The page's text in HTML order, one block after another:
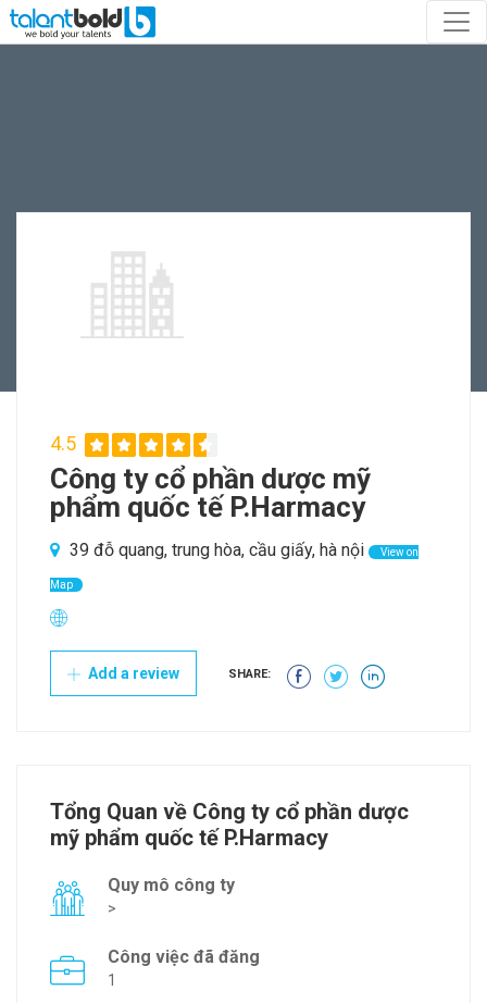
4.5
Công ty cổ phần dược mỹ
phẩm quốc tế P.Harmacy
39 đỗ quang, trung hòa, cầu giấy, hà nội View on
Map
Add a review SHARE:
Tổng Quan về Công ty cổ phần dược
mỹ phẩm quốc tế P.Harmacy
Quy mô công ty
>
Công việc đã đăng
1